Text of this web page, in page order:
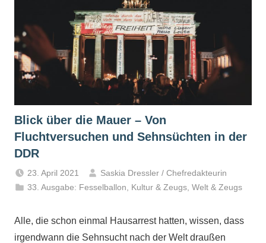
Blick über die Mauer – Von
Fluchtversuchen und Sehnsüchten in der
DDR
23. April 2021
Saskia Dressler / Chefredakteurin
33. Ausgabe: Fesselballon
Kultur & Zeugs ,Welt & Zeugs
Alle, die schon einmal Hausarrest hatten, wissen, dass
irgendwann die Sehnsucht nach der Welt draußen